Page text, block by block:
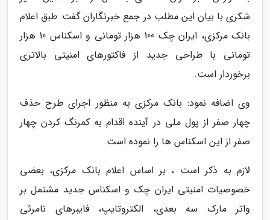
شکری با بیان این مطلب در جمع خبرنگاران گفت: طبق اعلام
بانک مرکزی، ایران چک 100 هزار تومانی و اسکناس 10 هزار
تومانی با طراحی جدید از فاکتورهای امنیتی بالاتری
برخوردار است.
وی اضافه نمود: بانک مرکزی به منظور اجرای طرح حذف
چهار صفر از پول ملی در آینده اقدام به کمرنگ کردن چهار
صفر از این اسکناس ها را نموده است.
لازم به ذکر است ، بر اساس اعلام بانک مرکزی، بعضی
خصوصیات امنیتی ایران چک و اسکناس جدید مشتمل بر
واتر مارک سه بعدی، الکتروتایپ، فایبرهای نامرئی